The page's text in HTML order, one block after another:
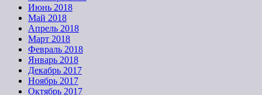
Июнь 2018
Май 2018
Апрель 2018
Март 2018
Февраль 2018
Январь 2018
Декабрь 2017
Ноябрь 2017
Октябрь 2017